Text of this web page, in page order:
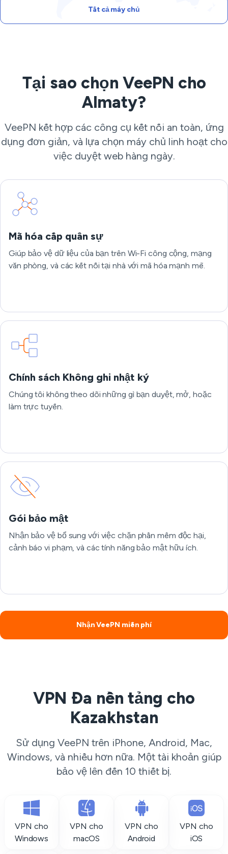
Tất cả máy chủ
Tại sao chọn VeePN cho
Almaty?
VeePN kết hợp các công cụ kết nối an toàn, ứng
dụng đơn giản, và lựa chọn máy chủ linh hoạt cho
việc duyệt web hàng ngày.
Mã hóa cấp quân sự
Giúp bảo vệ dữ liệu của bạn trên Wi-Fi công cộng, mạng
văn phòng, và các kết nối tại nhà với mã hóa mạnh mẽ.
Chính sách Không ghi nhật ký
Chúng tôi không theo dõi những gì bạn duyệt, mở, hoặc
làm trực tuyến.
Gói bảo mật
Nhận bảo vệ bổ sung với việc chặn phần mềm độc hại,
cảnh báo vi phạm, và các tính năng bảo mật hữu ích.
Nhận VeePN miễn phí
VPN Đa nền tảng cho
Kazakhstan
Sử dụng VeePN trên iPhone, Android, Mac,
Windows, và nhiều hơn nữa. Một tài khoản giúp
bảo vệ lên đến 10 thiết bị.
VPN cho
Windows
VPN cho
macOS
VPN cho
Android
VPN cho
iOS